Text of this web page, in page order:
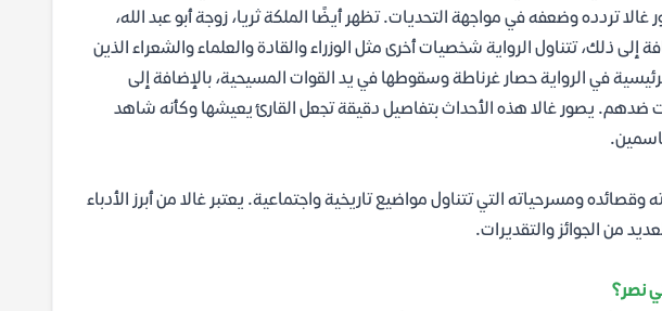
تردده وضعفه في مواجهة التحديات. تظهر أيضًا الملكة ثريا، زوجة أبو عبد الله،
ذلك، تتناول الرواية شخصيات أخرى مثل الوزراء والقادة والعلماء والشعراء الذين
في الرواية حصار غرناطة وسقوطها في يد القوات المسيحية، بالإضافة إلى
ضدهم. يصور غالا هذه الأحداث بتفاصيل دقيقة تجعل القارئ يعيشها وكأنه شاهد
ومسرحياته التي تتناول مواضيع تاريخية واجتماعية. يعتبر غالا من أبرز الأدباء
من الجوائز والتقديرات.
نصر؟